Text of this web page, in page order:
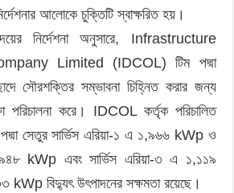
আলোকে চুক্তিটি স্বাক্ষরিত হয়।
নির্দেশনা অনুসারে, Infrastructure
Limited (IDCOL) টিম পদ্মা
সৌরশক্তির সম্ভাবনা চিহ্নিত করার জন্য
পরিচালনা করে। IDCOL কর্তৃক পরিচালিত
পদ্মা সেতুর সার্ভিস এরিয়া-১ এ ১,৯৬৬ kWp ও
kWp এবং সার্ভিস এরিয়া-৩ এ ১,১১৯
kWp বিদ্যুৎ উৎপাদনের সক্ষমতা রয়েছে।